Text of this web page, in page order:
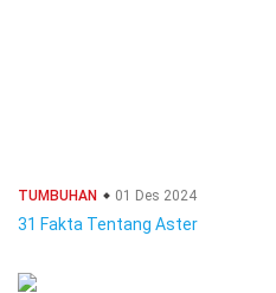
TUMBUHAN 01 Des 2024
31 Fakta Tentang Aster